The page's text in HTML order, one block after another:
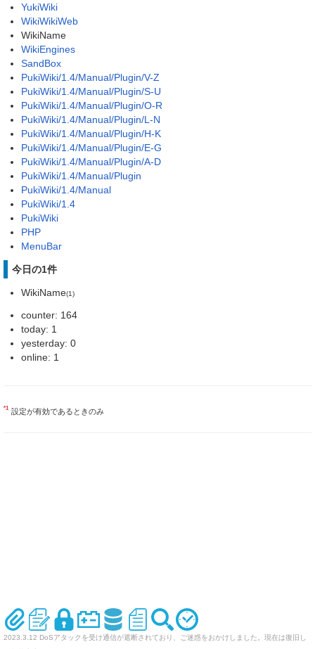
YukiWiki
WikiWikiWeb
WikiName
WikiEngines
SandBox
PukiWiki/1.4/Manual/Plugin/V-Z
PukiWiki/1.4/Manual/Plugin/S-U
PukiWiki/1.4/Manual/Plugin/O-R
PukiWiki/1.4/Manual/Plugin/L-N
PukiWiki/1.4/Manual/Plugin/H-K
PukiWiki/1.4/Manual/Plugin/E-G
PukiWiki/1.4/Manual/Plugin/A-D
PukiWiki/1.4/Manual/Plugin
PukiWiki/1.4/Manual
PukiWiki/1.4
PukiWiki
PHP
MenuBar
今日の1件
WikiName(1)
counter: 164
today: 1
yesterday: 0
online: 1
*1 設定が有効であるときのみ
2023.3.12 DoSアタックを受け通信が遮断されており、ご迷惑をおかけしました。現在は復旧し